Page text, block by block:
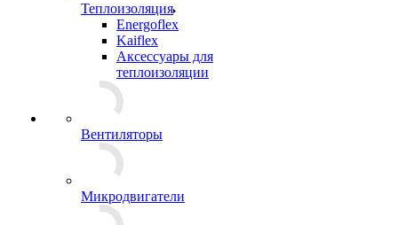
Теплоизоляция
Energoflex
Kaiflex
Аксессуары для
теплоизоляции
Вентиляторы
Микродвигатели